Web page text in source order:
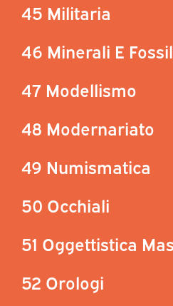
45 Militaria
46 Minerali E
47 Modellismo
48 Modernariato
49 Numismatica
50 Occhiali
51 Oggettistica
52 Orologi